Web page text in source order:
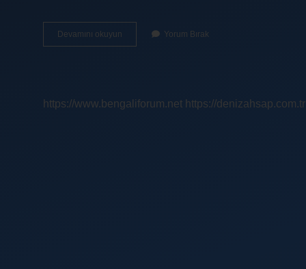
Devamını okuyun
Ve
Yorum Bırak
https://www.bengaliforum.net https://denizahsap.com.tr